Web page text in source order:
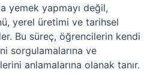
yemek yapmayı değil,
yerel üretimi ve tarihsel
Bu süreç, öğrencilerin kendi
sorgulamalarına ve
anlamalarına olanak tanır.